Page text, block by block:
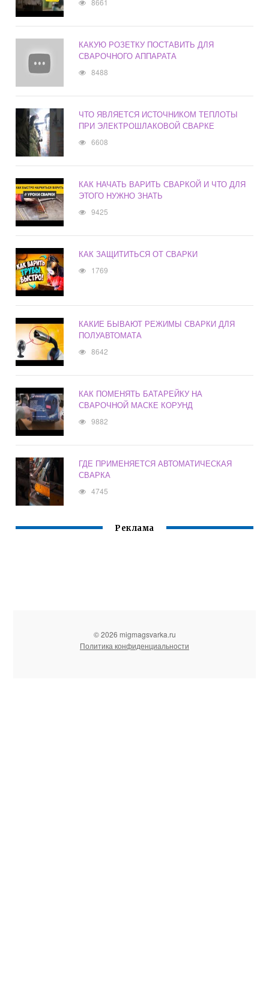
8661
КАКУЮ РОЗЕТКУ ПОСТАВИТЬ ДЛЯ
СВАРОЧНОГО АППАРАТА
8488
ЧТО ЯВЛЯЕТСЯ ИСТОЧНИКОМ ТЕПЛОТЫ
ПРИ ЭЛЕКТРОШЛАКОВОЙ СВАРКЕ
6608
КАК НАЧАТЬ ВАРИТЬ СВАРКОЙ И ЧТО ДЛЯ
ЭТОГО НУЖНО ЗНАТЬ
9425
КАК ЗАЩИТИТЬСЯ ОТ СВАРКИ
1769
КАКИЕ БЫВАЮТ РЕЖИМЫ СВАРКИ ДЛЯ
ПОЛУАВТОМАТА
8642
КАК ПОМЕНЯТЬ БАТАРЕЙКУ НА
СВАРОЧНОЙ МАСКЕ КОРУНД
9882
ГДЕ ПРИМЕНЯЕТСЯ АВТОМАТИЧЕСКАЯ
СВАРКА
4745
Реклама
© 2026 migmagsvarka.ru
Политика конфиденциальности